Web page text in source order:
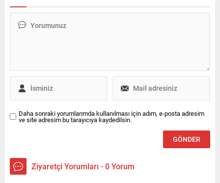
Daha sonraki yorumlarımda kullanılması için adım, e-posta adresim
ve site adresim bu tarayıcıya kaydedilsin.
Ziyaretçi Yorumları - 0 Yorum